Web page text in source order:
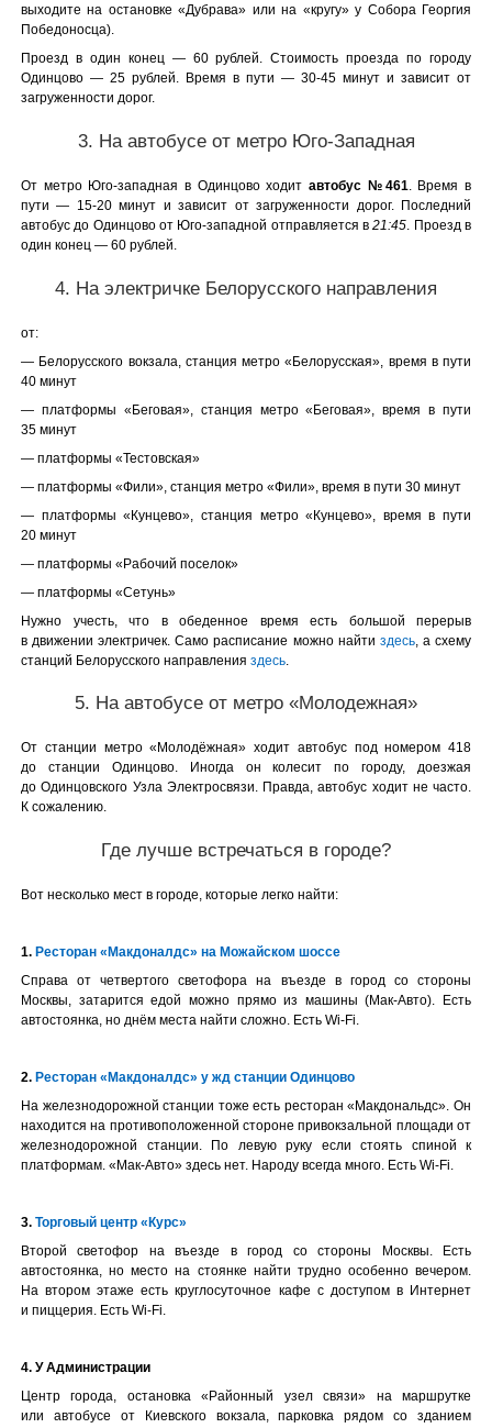
выходите на остановке «Дубрава» или на «кругу» у Собора Георгия
Победоносца).
Проезд в один конец — 60 рублей. Стоимость проезда по городу
Одинцово — 25 рублей. Время в пути — 30-45 минут и зависит от
загруженности дорог.
3. На автобусе от метро Юго-Западная
От метро Юго-западная в Одинцово ходитавтобус №461. Время в
пути — 15-20 минут и зависит от загруженности дорог. Последний
автобус до Одинцово от Юго-западной отправляется в21:45. Проезд в
один конец — 60 рублей.
4. На электричке Белорусского направления
от:
— Белорусского вокзала, станция метро «Белорусская», время в пути
40 минут
— платформы «Беговая», станция метро «Беговая», время в пути
35 минут
— платформы «Тестовская»
— платформы «Фили», станция метро «Фили», время в пути 30 минут
— платформы «Кунцево», станция метро «Кунцево», время в пути
20 минут
— платформы «Рабочий поселок»
— платформы «Сетунь»
Нужно учесть, что в обеденное время есть большой перерыв
в движении электричек. Само расписание можно найти здесь, а схему
станций Белорусского направления здесь
5. На автобусе от метро «Молодежная»
От станции метро «Молодёжная» ходит автобус под номером 418
до станции Одинцово. Иногда он колесит по городу, доезжая
до Одинцовского Узла Электросвязи. Правда, автобус ходит не часто.
К сожалению.
Где лучше встречаться в городе?
Вот несколько мест в городе, которые легко найти:
1. Ресторан «Макдоналдс» на Можайском шоссе
Справа от четвертого светофора на въезде в город со стороны
Москвы, затарится едой можно прямо из машины (Мак-Авто). Есть
автостоянка, но днём места найти сложно. Есть Wi-Fi.
2. Ресторан «Макдоналдс» у жд станции Одинцово
На железнодорожной станции тоже есть ресторан «Макдональдс». Он
находится на противоположенной стороне привокзальной площади от
железнодорожной станции. По левую руку если стоять спиной к
платформам. «Мак-Авто» здесь нет. Народу всегда много. Есть Wi-Fi.
3. Торговый центр «Курс»
Второй светофор на въезде в город со стороны Москвы. Есть
автостоянка, но место на стоянке найти трудно особенно вечером.
На втором этаже есть круглосуточное кафе с доступом в Интернет
и пиццерия. Есть Wi-Fi.
4. У Администрации
Центр города, остановка «Районный узел связи» на маршрутке
или автобусе от Киевского вокзала, парковка рядом со зданием